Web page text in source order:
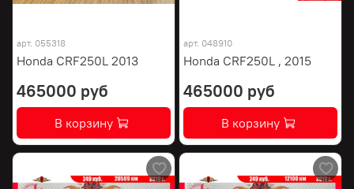
арт. 055318
Honda CRF250L 2013
465000 руб
В корзину
арт. 048910
Honda CRF250L , 2015
465000 руб
В корзину